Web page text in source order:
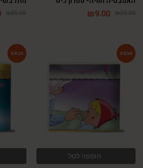
₪29.00
₪9.00
₪85.00
הוספה לסל